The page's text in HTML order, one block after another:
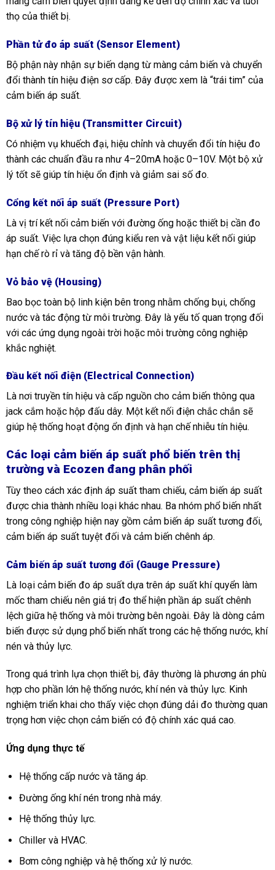
thọ của thiết bị.
Phần tử đo áp suất (Sensor Element)
Bộ phận này nhận sự biến dạng từ màng cảm biến và chuyển
đổi thành tín hiệu điện sơ cấp. Đây được xem là “trái tim” của
cảm biến áp suất.
Bộ xử lý tín hiệu (Transmitter Circuit)
Có nhiệm vụ khuếch đại, hiệu chỉnh và chuyển đổi tín hiệu đo
thành các chuẩn đầu ra như 4–20mA hoặc 0–10V. Một bộ xử
lý tốt sẽ giúp tín hiệu ổn định và giảm sai số đo.
Cổng kết nối áp suất (Pressure Port)
Là vị trí kết nối cảm biến với đường ống hoặc thiết bị cần đo
áp suất. Việc lựa chọn đúng kiểu ren và vật liệu kết nối giúp
hạn chế rò rỉ và tăng độ bền vận hành.
Vỏ bảo vệ (Housing)
Bao bọc toàn bộ linh kiện bên trong nhằm chống bụi, chống
nước và tác động từ môi trường. Đây là yếu tố quan trọng đối
với các ứng dụng ngoài trời hoặc môi trường công nghiệp
khắc nghiệt.
Đầu kết nối điện (Electrical Connection)
Là nơi truyền tín hiệu và cấp nguồn cho cảm biến thông qua
jack cắm hoặc hộp đấu dây. Một kết nối điện chắc chắn sẽ
giúp hệ thống hoạt động ổn định và hạn chế nhiễu tín hiệu.
Các loại cảm biến áp suất phổ biến trên thị
trường và Ecozen đang phân phối
Tùy theo cách xác định áp suất tham chiếu, cảm biến áp suất
được chia thành nhiều loại khác nhau. Ba nhóm phổ biến nhất
trong công nghiệp hiện nay gồm cảm biến áp suất tương đối,
cảm biến áp suất tuyệt đối và cảm biến chênh áp.
Cảm biến áp suất tương đối (Gauge Pressure)
Là loại cảm biến đo áp suất dựa trên áp suất khí quyển làm
mốc tham chiếu nên giá trị đo thể hiện phần áp suất chênh
lệch giữa hệ thống và môi trường bên ngoài. Đây là dòng cảm
biến được sử dụng phổ biến nhất trong các hệ thống nước, khí
nén và thủy lực.
Trong quá trình lựa chọn thiết bị, đây thường là phương án phù
hợp cho phần lớn hệ thống nước, khí nén và thủy lực. Kinh
nghiệm triển khai cho thấy việc chọn đúng dải đo thường quan
trọng hơn việc chọn cảm biến có độ chính xác quá cao.
Ứng dụng thực tế
Hệ thống cấp nước và tăng áp.
Đường ống khí nén trong nhà máy.
Hệ thống thủy lực.
Chiller và HVAC.
Bơm công nghiệp và hệ thống xử lý nước.